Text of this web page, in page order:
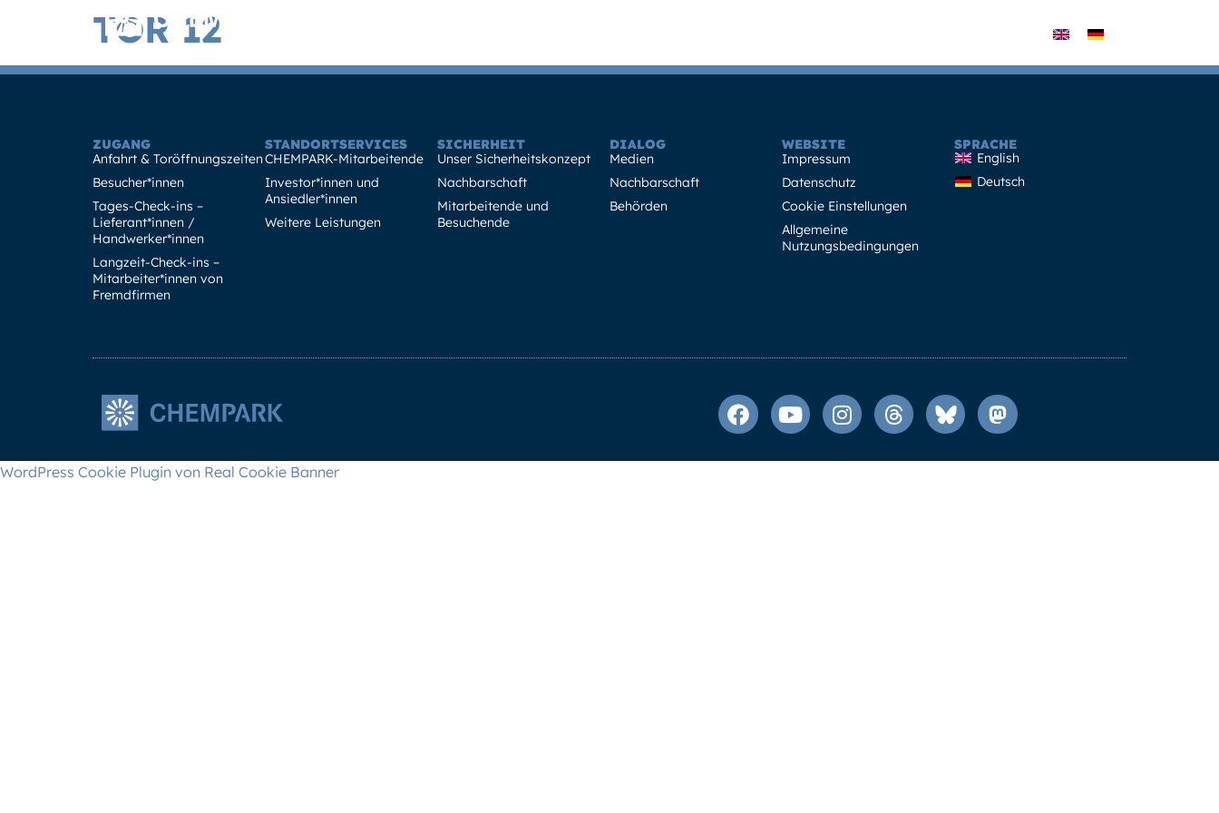
TOR 12
ZUGANG
Anfahrt & Toröffnungszeiten
Besucher*innen
Tages-Check-ins –
Lieferant*innen /
Handwerker*innen
Langzeit-Check-ins –
Mitarbeiter*innen von
Fremdfirmen
STANDORTSERVICES
CHEMPARK-Mitarbeitende
Investor*innen und
Ansiedler*innen
Weitere Leistungen
SICHERHEIT
Unser Sicherheitskonzept
Nachbarschaft
Mitarbeitende und
Besuchende
DIALOG
Medien
Nachbarschaft
Behörden
WEBSITE
Impressum
Datenschutz
Cookie Einstellungen
Allgemeine
Nutzungsbedingungen
SPRACHE
English
Deutsch
WordPress Cookie Plugin von Real Cookie Banner